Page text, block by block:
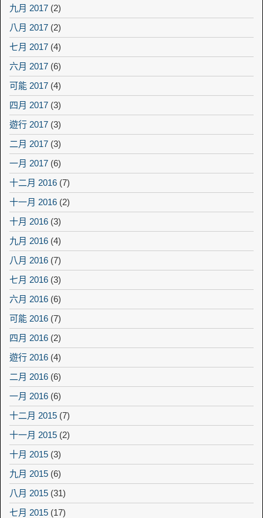
九月 2017 (2)
八月 2017 (2)
七月 2017 (4)
六月 2017 (6)
可能 2017 (4)
四月 2017 (3)
遊行 2017 (3)
二月 2017 (3)
一月 2017 (6)
十二月 2016 (7)
十一月 2016 (2)
十月 2016 (3)
九月 2016 (4)
八月 2016 (7)
七月 2016 (3)
六月 2016 (6)
可能 2016 (7)
四月 2016 (2)
遊行 2016 (4)
二月 2016 (6)
一月 2016 (6)
十二月 2015 (7)
十一月 2015 (2)
十月 2015 (3)
九月 2015 (6)
八月 2015 (31)
七月 2015 (17)